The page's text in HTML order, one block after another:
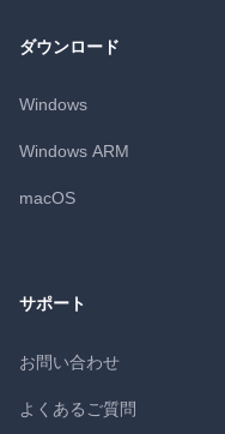
ダウンロード
Windows
Windows ARM
macOS
サポート
お問い合わせ
よくあるご質問